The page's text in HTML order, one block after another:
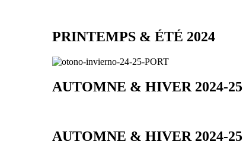
PRINTEMPS & ÉTÉ 2024
AUTOMNE & HIVER 2024-25
AUTOMNE & HIVER 2024-25